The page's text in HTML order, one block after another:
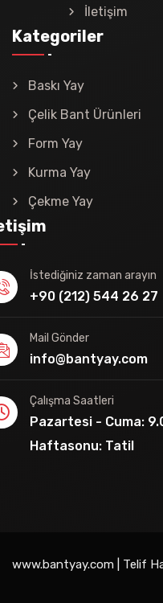
İletişim
Kategoriler
Baskı Yay
Çelik Bant Ürünleri
Form Yay
Kurma Yay
Çekme Yay
İstediğiniz zaman arayın
+90 (212) 544 26 27
Mail Gönder
info@bantyay.com
Çalışma Saatleri
Pazartesi - Cuma:
Haftasonu: Tatil
www.bantyay.com | Telif